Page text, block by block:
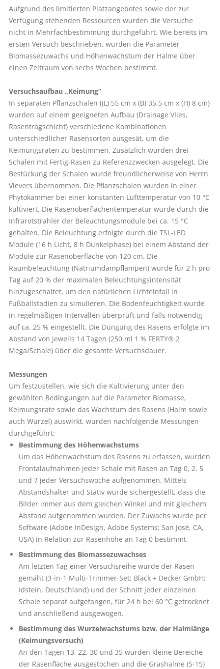
Aufgrund des limitierten Platzangebotes sowie der zur
Verfügung stehenden Ressourcen wurden die Versuche
nicht in Mehrfachbestimmung durchgeführt. Wie bereits im
ersten Versuch beschrieben, wurden die Parameter
Biomassezuwachs und Höhenwachstum der Halme über
einen Zeitraum von sechs Wochen bestimmt.
Versuchsaufbau „Keimung“
In separaten Pflanzschalen ((L) 55 cm x (B) 35,5 cm x (H) 8 cm)
wurden auf einem geeigneten Aufbau (Drainage Vlies,
Rasentragschicht) verschiedene Kombinationen
unterschiedlicher Rasensorten ausgesät, um die
Keimungsraten zu bestimmen. Zusätzlich wurden drei
Schalen mit Fertig-Rasen zu Referenzzwecken ausgelegt. Die
Bestückung der Schalen wurde freundlicherweise von Herrn
Vievers übernommen. Die Pflanzschalen wurden in einer
Phytokammer bei einer konstanten Lufttemperatur von 10 °C
kultiviert. Die Rasenoberflächentemperatur wurde durch die
Infrarotstrahler der Beleuchtungsmodule bei ca. 15 °C
gehalten. Die Beleuchtung erfolgte durch die TSL-LED
Module (16 h Licht, 8 h Dunkelphase) bei einem Abstand der
Module zur Rasenoberfläche von 120 cm. Die
Raumbeleuchtung (Natriumdampflampen) wurde für 2 h pro
Tag auf 20 % der maximalen Beleuchtungsintensität
hinzugeschaltet, um den natürlichen Lichteinfall in
Fußballstadien zu simulieren. Die Bodenfeuchtigkeit wurde
in regelmäßigen Intervallen überprüft und falls notwendig
auf ca. 25 % eingestellt. Die Düngung des Rasens erfolgte im
Abstand von jeweils 14 Tagen (250 ml­ 1 % FERTY® 2
Mega/Schale) über die gesamte Versuchsdauer.
Messungen
Um festzustellen, wie sich die Kultivierung unter den
gewählten Bedingungen auf die Parameter Biomasse,
Keimungsrate sowie das Wachstum des Rasens (Halm sowie
auch Wurzel) auswirkt, wurden nachfolgende Messungen
durchgeführt:
Bestimmung des Höhenwachstums
Um das Höhenwachstum des Rasens zu erfassen, wurden
Frontalaufnahmen jeder Schale mit Rasen an Tag 0, 2, 5
und 7 jeder Versuchswoche aufgenommen. Mittels
Abstandshalter und Stativ wurde sichergestellt, dass die
Bilder immer aus dem gleichen Winkel und mit gleichem
Abstand aufgenommen wurden. Der Zuwachs wurde per
Software (Adobe InDesign, Adobe Systems; San José, CA,
USA) in Relation zur Rasenhöhe an Tag 0 bestimmt.
Bestimmung des Biomassezuwachses
Am letzten Tag einer Versuchsreihe wurde der Rasen
gemäht (3-in-1 Multi-Trimmer-Set; Black + Decker GmbH;
Idstein, Deutschland) und der Schnitt jeder einzelnen
Schale separat aufgefangen, für 24 h bei 60 °C getrocknet
und anschließend ausgewogen.
Bestimmung des Wurzelwachstums bzw. der Halmlänge
(Keimungsversuch)
An den Tagen 13, 22, 30 und 35 wurden kleine Bereiche
der Rasenfläche ausgestochen und die Grashalme (5-15)